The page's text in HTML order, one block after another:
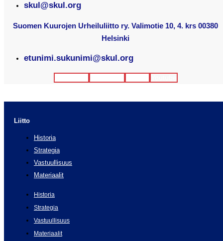
skul@skul.org
Suomen Kuurojen Urheiluliitto ry. Valimotie 10, 4. krs 00380
Helsinki
etunimi.sukunimi@skul.org
Liitto
Historia
Strategia
Vastuullisuus
Materiaalit
Historia
Strategia
Vastuullisuus
Materiaalit